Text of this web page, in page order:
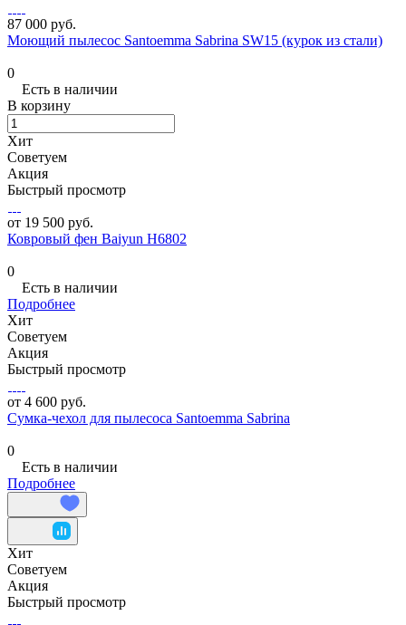
87 000 руб.
Моющий пылесос Santoemma Sabrina SW15 (курок из стали)
0
Есть в наличии
В корзину
Хит
Советуем
Акция
Быстрый просмотр
от 19 500 руб.
Ковровый фен Baiyun H6802
0
Есть в наличии
Подробнее
Хит
Советуем
Акция
Быстрый просмотр
от 4 600 руб.
Сумка-чехол для пылесоса Santoemma Sabrina
0
Есть в наличии
Подробнее
Хит
Советуем
Акция
Быстрый просмотр